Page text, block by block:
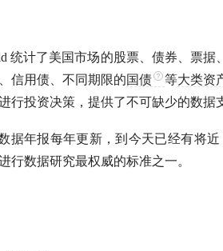
统计了美国市场的股票、债券、票
信用债、不同期限的国债 等大类资
行投资决策，提供了不可缺少的数据
据年报每年更新，到今天已经有将
行数据研究最权威的标准之一。